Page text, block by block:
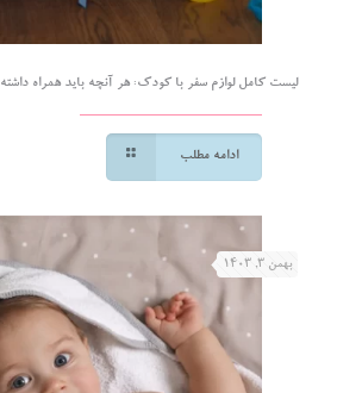
لیست کامل لوازم سفر با کودک: هر آنچه باید همراه
ادامه مطلب
بهمن ۳, ۱۴۰۳